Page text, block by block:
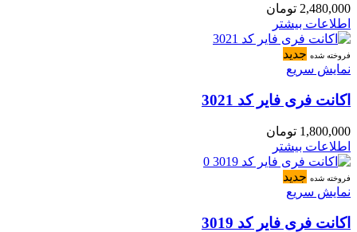
2,480,000 تومان
اطلاعات بیشتر
فروخته شده جدید
نمایش سریع
اکانت فری فایر کد 3021
1,800,000 تومان
اطلاعات بیشتر
فروخته شده جدید
نمایش سریع
اکانت فری فایر کد 3019